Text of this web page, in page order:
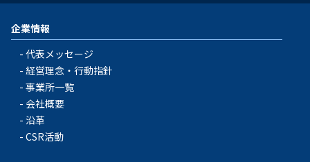
企業情報
代表メッセージ
経営理念・行動指針
事業所一覧
会社概要
沿革
CSR活動